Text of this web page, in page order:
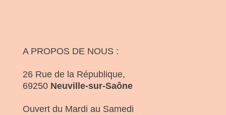
A PROPOS DE NOUS :
26 Rue de la République,
69250 Neuville-sur-Saône
Ouvert du Mardi au Samedi